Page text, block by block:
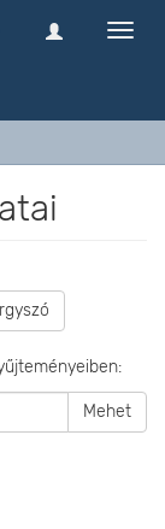
Mehet